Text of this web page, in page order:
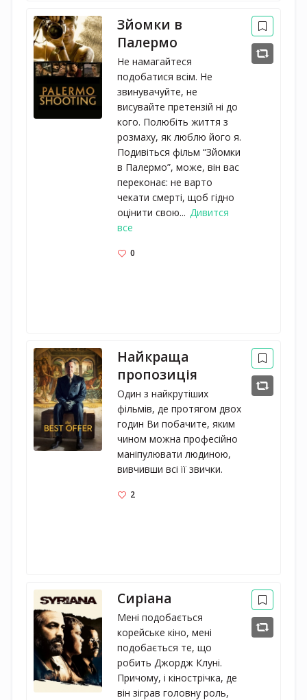
Зйомки в
Палермо
Не намагайтеся
подобатися всім. Не
звинувачуйте, не
висувайте претензій ні до
кого. Полюбіть життя з
розмаху, як люблю його я.
Подивіться фільм “Зйомки
в Палермо”, може, він вас
переконає: не варто
чекати смерті, щоб гідно
оцінити свою... Дивится
все
0
Найкраща
пропозиція
Один з найкрутіших
фільмів, де протягом двох
годин Ви побачите, яким
чином можна професійно
маніпулювати людиною,
вивчивши всі її звички.
2
Сиріана
Мені подобається
корейське кіно, мені
подобається те, що
робить Джордж Клуні.
Причому, і кінострічка, де
він зіграв головну роль,